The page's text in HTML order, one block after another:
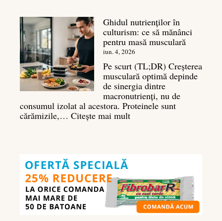
Ghid
complet
pentru
3D
Ghidul nutrienților în
culturism: ce să mănânci
pentru masă musculară
iun. 4, 2026
Pe scurt (TL;DR) Creșterea
musculară optimă depinde
de sinergia dintre
macronutrienți, nu de
consumul izolat al acestora. Proteinele sunt
cărămizile,… Citește mai mult:
mănânci
pentru
masă
musculară